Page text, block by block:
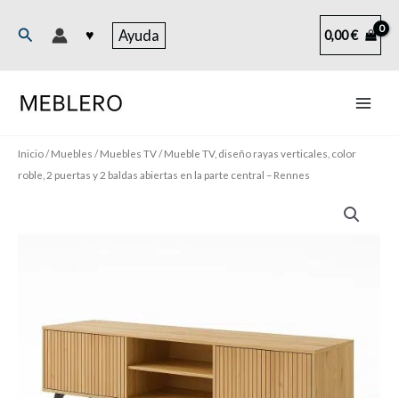
Buscar ♥ Ayuda 0,00€
Inicio/Muebles /Muebles TV/ Mueble TV, diseño rayas verticales, color
roble, 2 puertas y 2 baldas abiertas en la parte central – Rennes